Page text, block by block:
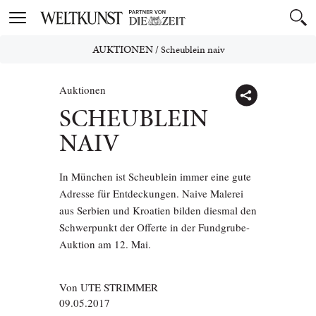
Toggle
AUKTIONEN/Scheublein naiv
Auktionen
SCHEUBLEIN
NAIV
In München ist Scheublein immer eine gute
Adresse für Entdeckungen. Naive Malerei
aus Serbien und Kroatien bilden diesmal den
Schwerpunkt der Offerte in der Fundgrube-
Auktion am 12. Mai.
Von UTE STRIMMER
09.05.2017